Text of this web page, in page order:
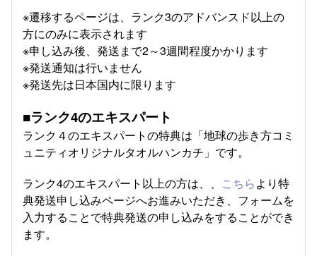
※遷移するページは、ランク3のアドバンスド以上の
方にのみに表示されます
※申し込み後、発送まで2～3週間程度かかります
※発送通知は行いません
※発送先は日本国内に限ります
■ランク4のエキスパート
ランク４のエキスパートの特典は「地球の歩き方コミ
ュニティオリジナルタオルハンカチ」です。
ランク4のエキスパート以上の方は、、 こちらより特
典発送申し込みページへお進みいただき、フォームを
入力することで特典発送の申し込みをすることができ
ます。